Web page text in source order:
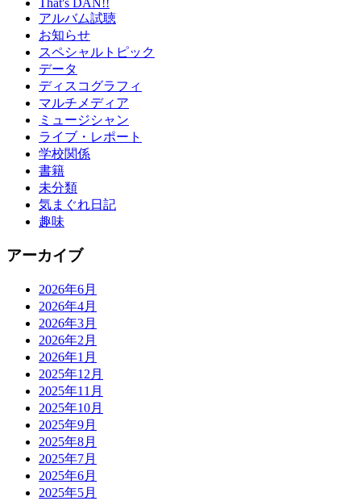
アルバム試聴
お知らせ
スペシャルトピック
データ
ディスコグラフィ
マルチメディア
ミュージシャン
ライブ・レポート
学校関係
書籍
未分類
気まぐれ日記
趣味
アーカイブ
2026年6月
2026年4月
2026年3月
2026年2月
2026年1月
2025年12月
2025年11月
2025年10月
2025年9月
2025年8月
2025年7月
2025年6月
2025年5月